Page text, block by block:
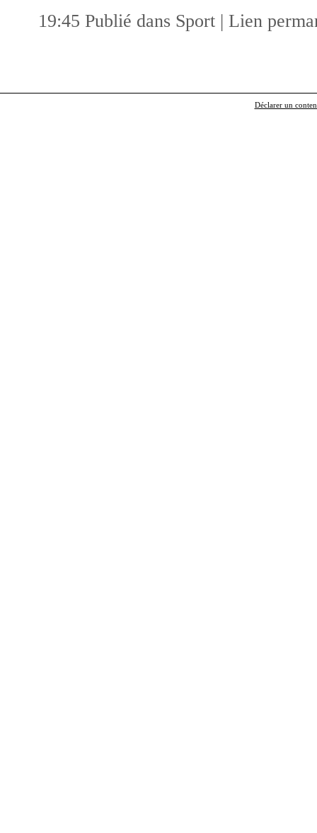
19:45 Publié dans Sport | Lien
Déclarer un